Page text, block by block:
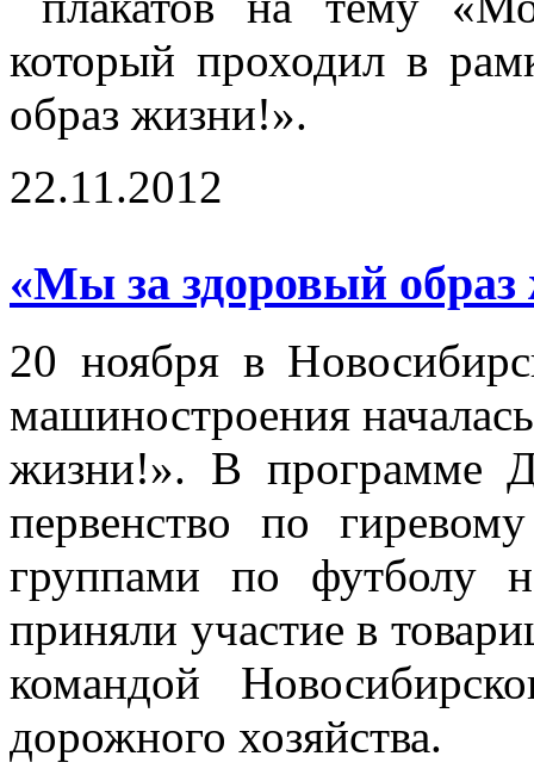
который проходил в
образ жизни!».
22.11.2012
«Мы за здоровый
20 ноября в
машиностроения
жизни!». В программе
первенство по
группами по футболу
приняли участие в
командой
дорожного хозяйства.